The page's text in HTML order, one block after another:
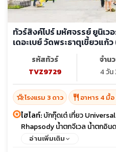
ทัวร์สิงค์โปร์ มหัศจรรย์ ยูนิเว
เดอะเบย์ วัดพระธาตุเขี้ยวแก้ว
รหัสทัวร์
TVZ9729
จำน
4 วัน
hotel_classโรงแรม 3 ดาว restaurant อาหาร 4 มื้
ไฮไลท์:บักกุ๊ดเต๋ เที่ยว
Rhapsody น้ำตกจีเวล น้ำตกอิ
อ่านเพิ่มเติม